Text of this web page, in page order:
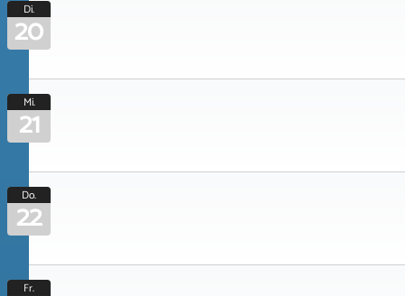
Di.
20
Mi.
21
Do.
22
Fr.